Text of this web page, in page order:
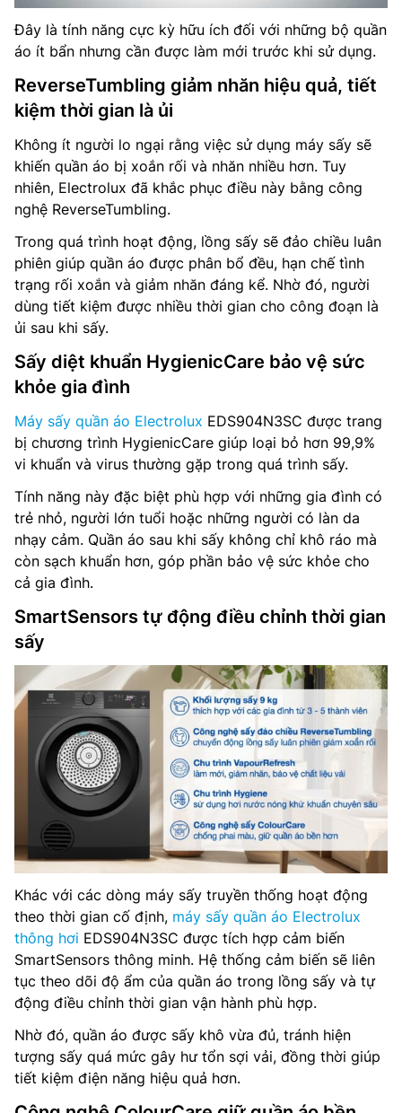
Đây là tính năng cực kỳ hữu ích đối với những bộ quần
áo ít bẩn nhưng cần được làm mới trước khi sử dụng.
ReverseTumbling giảm nhăn hiệu quả, tiết
kiệm thời gian là ủi
Không ít người lo ngại rằng việc sử dụng máy sấy sẽ
khiến quần áo bị xoắn rối và nhăn nhiều hơn. Tuy
nhiên, Electrolux đã khắc phục điều này bằng công
nghệ ReverseTumbling.
Trong quá trình hoạt động, lồng sấy sẽ đảo chiều luân
phiên giúp quần áo được phân bổ đều, hạn chế tình
trạng rối xoắn và giảm nhăn đáng kể. Nhờ đó, người
dùng tiết kiệm được nhiều thời gian cho công đoạn là
ủi sau khi sấy.
Sấy diệt khuẩn HygienicCare bảo vệ sức
khỏe gia đình
Máy sấy quần áo Electrolux EDS904N3SC được trang
bị chương trình HygienicCare giúp loại bỏ hơn 99,9%
vi khuẩn và virus thường gặp trong quá trình sấy.
Tính năng này đặc biệt phù hợp với những gia đình có
trẻ nhỏ, người lớn tuổi hoặc những người có làn da
nhạy cảm. Quần áo sau khi sấy không chỉ khô ráo mà
còn sạch khuẩn hơn, góp phần bảo vệ sức khỏe cho
cả gia đình.
SmartSensors tự động điều chỉnh thời gian
sấy
Khác với các dòng máy sấy truyền thống hoạt động
theo thời gian cố định, máy sấy quần áo Electrolux
thông hơi EDS904N3SC được tích hợp cảm biến
SmartSensors thông minh. Hệ thống cảm biến sẽ liên
tục theo dõi độ ẩm của quần áo trong lồng sấy và tự
động điều chỉnh thời gian vận hành phù hợp.
Nhờ đó, quần áo được sấy khô vừa đủ, tránh hiện
tượng sấy quá mức gây hư tổn sợi vải, đồng thời giúp
tiết kiệm điện năng hiệu quả hơn.